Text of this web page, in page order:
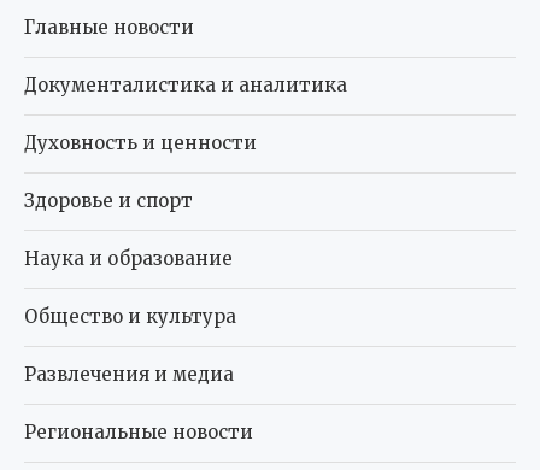
Главные новости
Документалистика и аналитика
Духовность и ценности
Здоровье и спорт
Наука и образование
Общество и культура
Развлечения и медиа
Региональные новости